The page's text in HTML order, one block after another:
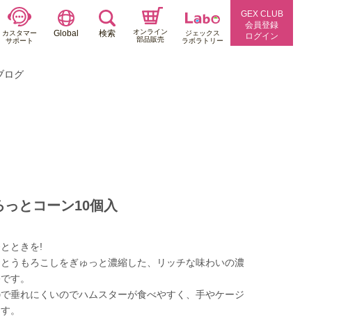
カスタマー
サポート
Global 検索
オンライン
部品販売
ジェックス
ラボラトリー
ログ
GEX CLUB
会員登録
ログイン
とコーン10個入
ときを!
うもろこしをぎゅっと濃縮した、リッチな味わいの濃
す。
垂れにくいのでハムスターが食べやすく、手やケージ
。